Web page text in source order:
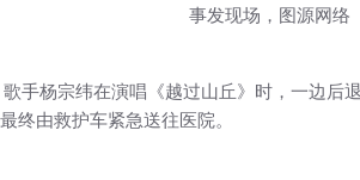
事发现场，图源网络
歌手杨宗纬在演唱《越过山丘》时，一边
终由救护车紧急送往医院。